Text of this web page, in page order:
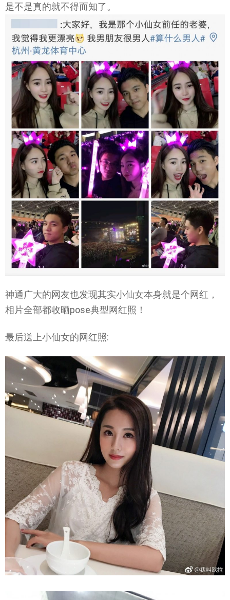
是不是真的就不得而知了。
神通广大的网友也发现其实小仙女本身就是个网红，
相片全部都收晒pose典型网红照！
最后送上小仙女的网红照: